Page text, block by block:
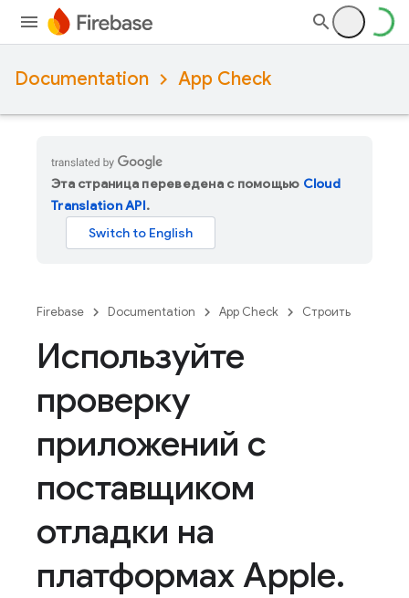
Documentation App Check
Эта страница переведена с помощью Cloud
Translation API.
Firebase Documentation App Check Строить
Используйте
проверку
приложений с
поставщиком
отладки на
платформах Apple.